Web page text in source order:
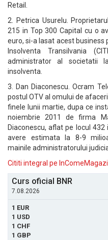
Retail.
2. Petrica Usurelu.
215 in Top 300 Capital cu o
euro, si-a lasat acest business
Insolventa Transilvania
administrator al societatii
insolventa.
3. Dan Diaconescu. Ocram
postul OTV al omului de
finele lunii martie, dupa ce
noiembrie 2011 de firma
Diaconescu, aflat pe locul
avere estimata la 8-9
mainile administratorului
Cititi integral pe
Curs oficial BNR
7.08.2026
1 EUR
1 USD
1 CHF
1 GBP